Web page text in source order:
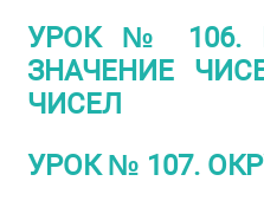
УРОК № 106.
ЗНАЧЕНИЕ
ЧИСЕЛ
УРОК № 107.